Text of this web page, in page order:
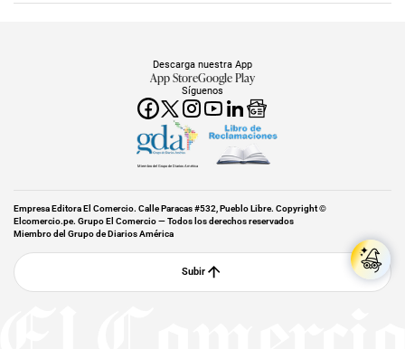
Síguenos
Descarga nuestra App
App StoreGoogle Play
Miembro del Grupo de Diarios América
Empresa Editora El Comercio. Calle Paracas #532, Pueblo Libre. Copyright ©
Elcomercio.pe. Grupo El Comercio — Todos los derechos reservados
Miembro del Grupo de Diarios América
Subir